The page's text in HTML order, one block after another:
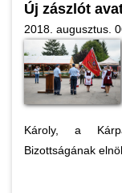
Új zászlót
2018. augusztus.
Károly, a
Bizottságának